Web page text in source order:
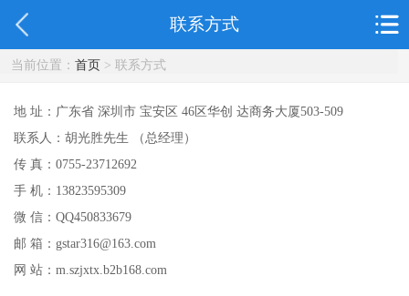
联系方式
当前位置： 首页> 联系方式
地 址：广东省 深圳市 宝安区 46区华创 达商务大厦503-509
联系人：胡光胜先生 （总经理）
传 真：0755-23712692
手 机：13823595309
微 信：QQ450833679
邮 箱：gstar316@163.com
网 站：m.szjxtx.b2b168.com